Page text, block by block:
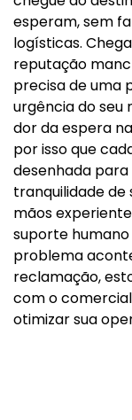
esperam, sem
logísticas.
reputação
precisa de uma
urgência do seu
dor da espera
por isso que
desenhada
tranquilidade de
mãos
suporte
problema
reclamação,
com o
otimizar sua